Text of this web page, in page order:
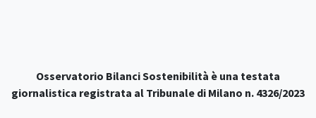
Osservatorio Bilanci Sostenibilità è una testata
giornalistica registrata al Tribunale di Milano n. 4326/2023